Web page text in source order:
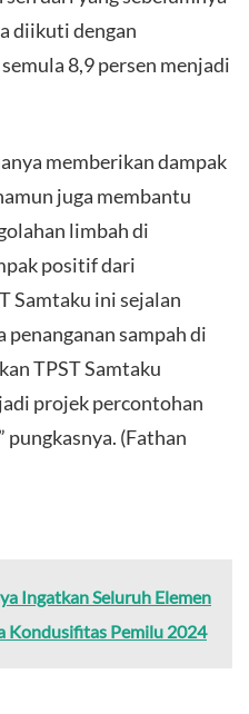
diikuti dengan
8,9 persen menjadi
memberikan dampak
juga membantu
limbah di
positif dari
Samtaku ini sejalan
sampah di
TPST Samtaku
projek percontohan
pungkasnya. (Fathan
Ingatkan Seluruh Elemen
Kondusifitas Pemilu 2024